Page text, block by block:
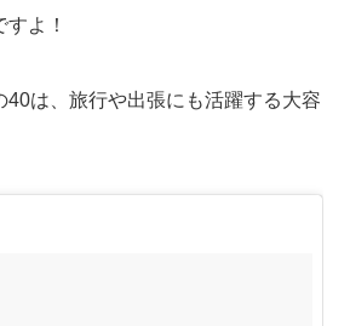
よ！
40は、旅行や出張にも活躍する大容